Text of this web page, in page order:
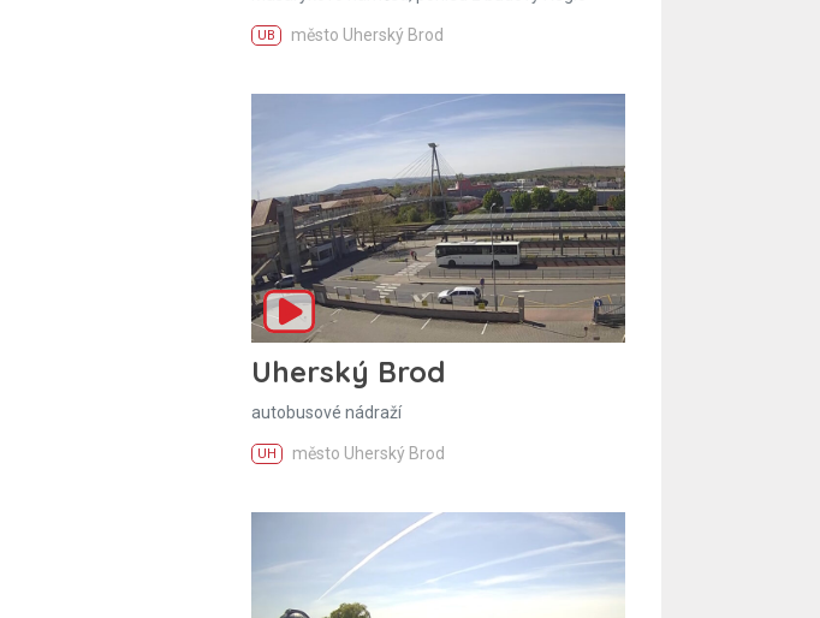
UB město Uherský Brod
Uherský Brod
autobusové nádraží
UH město Uherský Brod